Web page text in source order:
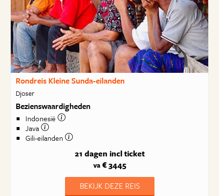
Rondreis Kleine Sunda-eilanden
Djoser
Bezienswaardigheden
Indonesië
Java
Gili-eilanden
21 dagen incl ticket
va€ 3445
BEKIJK DEZE REIS